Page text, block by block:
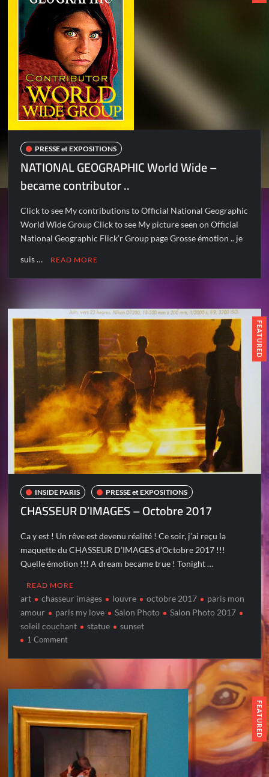
PRESSE et EXPOSITIONS
NATIONAL GEOGRAPHIC World Wide –
became contributor ..
Click to see My contributions to Official National Geographic
World Wide Group Click to see My picture seen on Official
National Geographic Flick’r Group page Grosse émotion .. je
suis … READ MORE
FEATURED
INSIDE PARIS PRESSE et EXPOSITIONS
CHASSEUR D’IMAGES – Octobre 2017
Ca y est ! Un rêve est devenu réalité ! Ce soir, j’ai reçu la
maquette du CHASSEUR D’IMAGES d’Octobre 2017 !!!
Quelle émotion !!! A dream became true ! Tonight …
READ MORE
art chasseur images louvre octobre 2017
paris mon
amour
paris my love Salon Photo
Salon Photo 2017
soleil couchant
statue sunset
1 Commenton
D’IMAGES
–
Octobre
FEATURED